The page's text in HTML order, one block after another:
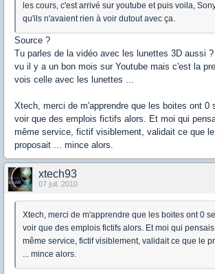
les cours, c'est arrivé sur youtube et puis voila,
qu'ils n'avaient rien à voir dutout avec ça.
Source ?
Tu parles de la vidéo avec les lunettes 3D aussi
vu il y a un bon mois sur Youtube mais c'est la
vois celle avec les lunettes ...
Xtech, merci de m'apprendre que les boites ont 0
voir que des emplois fictifs alors. Et moi qui
même service, fictif visiblement, validait ce que
proposait ... mince alors.
xtech93
07 juil. 2010
Xtech, merci de m'apprendre que les boites ont 0
voir que des emplois fictifs alors. Et moi qui
même service, fictif visiblement, validait ce que le
... mince alors.